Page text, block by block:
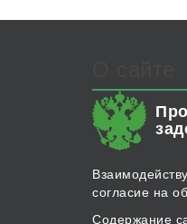
согласие на
Содержание